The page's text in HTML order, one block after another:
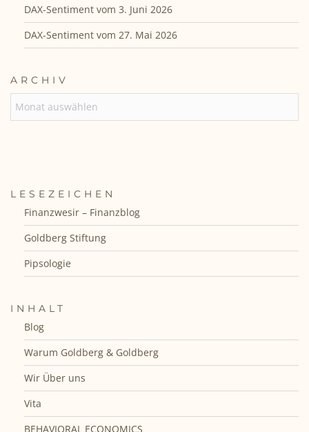
DAX-Sentiment vom 3. Juni 2026
DAX-Sentiment vom 27. Mai 2026
ARCHIV
LESEZEICHEN
Finanzwesir – Finanzblog
Goldberg Stiftung
Pipsologie
INHALT
Blog
Warum Goldberg & Goldberg
Wir Über uns
Vita
BEHAVIORAL ECONOMICS